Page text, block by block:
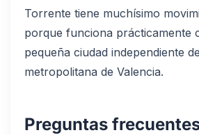
Torrente tiene muchísimo
porque funciona prácticamente
pequeña ciudad independiente
metropolitana de Valencia.
Preguntas